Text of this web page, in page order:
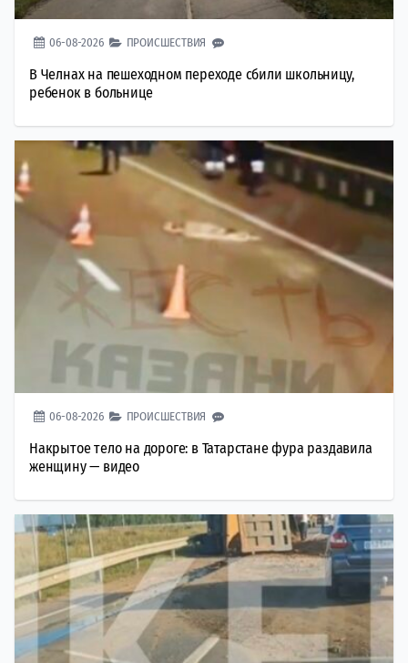
06-08-2026 ПРОИСШЕСТВИЯ
В Челнах на пешеходном переходе сбили школьницу,
ребенок в больнице
06-08-2026 ПРОИСШЕСТВИЯ
Накрытое тело на дороге: в Татарстане фура раздавила
женщину — видео